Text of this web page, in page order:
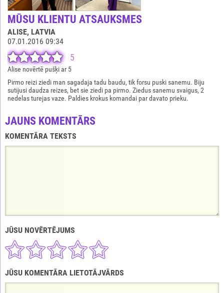
MŪSU KLIENTU ATSAUKSMES
ALISE, LATVIA
07.01.2016 09:34
5
Alise novērtē pušķi ar 5
Pirmo reizi ziedi man sagadaja tadu baudu, tik forsu puski sanemu. Biju
sutijusi daudza reizes, bet sie ziedi pa pirmo. Ziedus sanemu svaigus, 2
nedelas turejas vaze. Paldies krokus komandai par davato prieku.
JAUNS KOMENTĀRS
KOMENTĀRA TEKSTS
JŪSU NOVĒRTĒJUMS
JŪSU KOMENTĀRA LIETOTĀJVĀRDS